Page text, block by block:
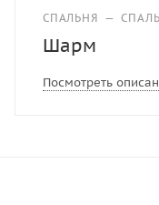
СПАЛЬНЯ —
Шарм
Посмотреть